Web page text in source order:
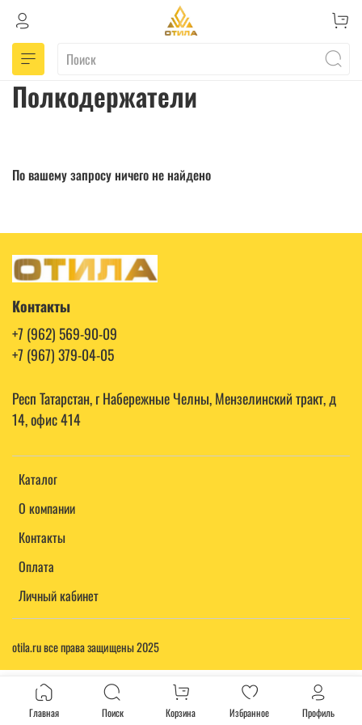
Полкодержатели
По вашему запросу ничего не найдено
Каталог
О компании
Контакты
Оплата
Личный кабинет
Контакты
+7 (962) 569-90-09
+7 (967) 379-04-05
Респ Татарстан, г Набережные Челны, Мензелинский тракт, д
14, офис 414
otila.ru все права защищены 2025
Главная Поиск Корзина Избранное Профиль